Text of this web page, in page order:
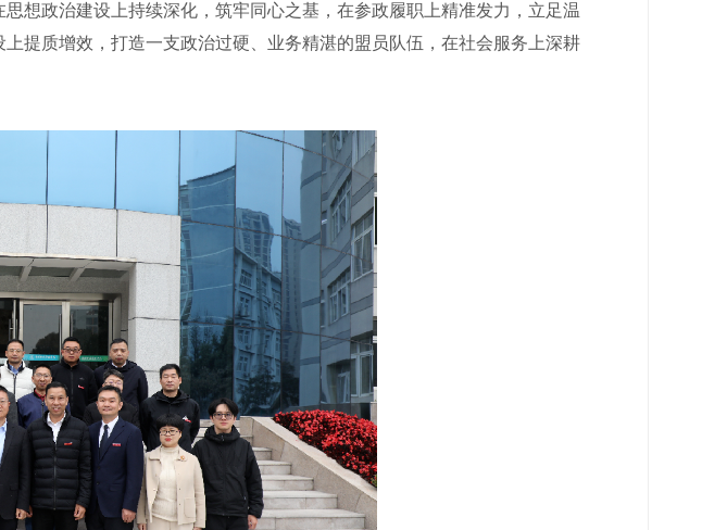
政治建设上持续深化，筑牢同心之基，在参政履职上精准发力，立足温
提质增效，打造一支政治过硬、业务精湛的盟员队伍，在社会服务上深耕